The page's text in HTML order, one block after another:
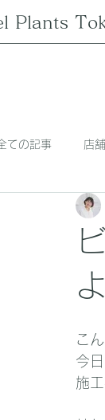
Plants
ての記事 店
こ
今
施